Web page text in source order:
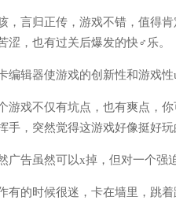
，言归正传，游戏不错，值得
涩，也有过关后爆发的快♂乐。
编辑器使游戏的创新性和游戏性
游戏不仅有坑点，也有爽点，
手，突然觉得这游戏好像挺好玩
广告虽然可以x掉，但对一个强
有的时候很迷，卡在墙里，跳着